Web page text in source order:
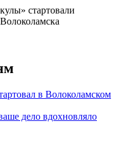
в Волоколамском
дело вдохновляло